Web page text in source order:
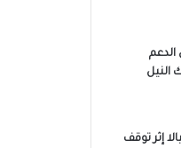
الدعم
النيل
إثر توقف